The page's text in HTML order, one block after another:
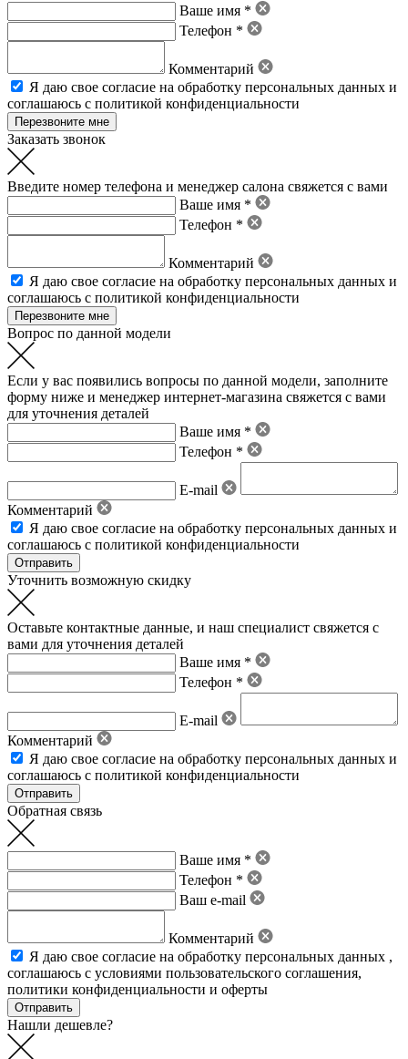
Ваше имя *
Телефон *
Комментарий
Я даю свое согласие на обработку персональных данных и
соглашаюсь с политикой конфиденциальности
Заказать звонок
Введите номер телефона и менеджер салона свяжется с вами
Ваше имя *
Телефон *
Комментарий
Я даю свое согласие на обработку персональных данных и
соглашаюсь с политикой конфиденциальности
Вопрос по данной модели
Если у вас появились вопросы по данной модели, заполните
форму ниже и менеджер интернет-магазина свяжется с вами
для уточнения деталей
Ваше имя *
Телефон *
E-mail
Комментарий
Я даю свое согласие на обработку персональных данных и
соглашаюсь с политикой конфиденциальности
Уточнить возможную скидку
Оставьте контактные данные, и наш специалист свяжется с
вами для уточнения деталей
Ваше имя *
Телефон *
E-mail
Комментарий
Я даю свое согласие на обработку персональных данных и
соглашаюсь с политикой конфиденциальности
Обратная связь
Ваше имя *
Телефон *
Ваш e-mail
Комментарий
Я даю свое согласие на обработку персональных данных ,
соглашаюсь с условиями пользовательского соглашения,
политики конфиденциальности и оферты
Нашли дешевле?